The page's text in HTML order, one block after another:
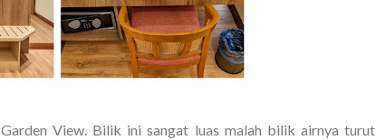
View. Bilik ini sangat luas malah bilik airnya turut